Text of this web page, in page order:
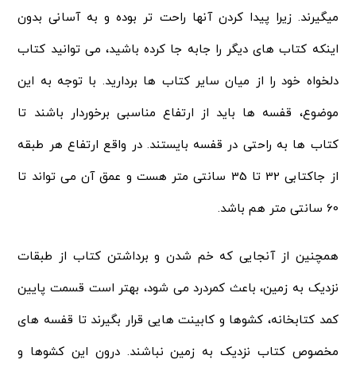
میگیرند. زیرا پیدا کردن آنها راحت تر بوده و به آسانی بدون
اینکه کتاب های دیگر را جابه جا کرده باشید، می توانید کتاب
دلخواه خود را از میان سایر کتاب ها بردارید. با توجه به این
موضوع، قفسه ها باید از ارتفاع مناسبی برخوردار باشند تا
کتاب ها به راحتی در قفسه بایستند. در واقع ارتفاع هر طبقه
از جاکتابی 32 تا 35 سانتی متر هست و عمق آن می تواند تا
60 سانتی متر هم باشد.
همچنین از آنجایی که خم شدن و برداشتن کتاب از طبقات
نزدیک به زمین، باعث کمردرد می شود، بهتر است قسمت پایین
کمد کتابخانه، کشوها و کابینت هایی قرار بگیرند تا قفسه های
مخصوص کتاب نزدیک به زمین نباشند. درون این کشوها و